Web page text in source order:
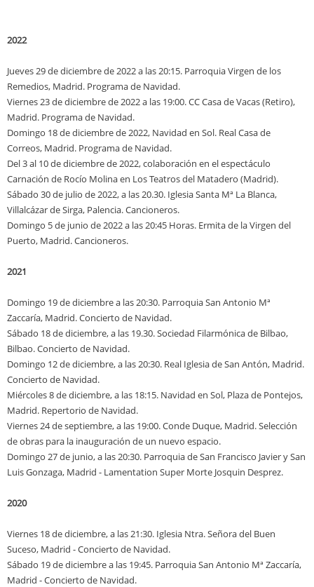
2022
Jueves 29 de diciembre de 2022 a las 20:15. Parroquia Virgen de los
Remedios, Madrid. Programa de Navidad.
Viernes 23 de diciembre de 2022 a las 19:00. CC Casa de Vacas (Retiro),
Madrid. Programa de Navidad.
Domingo 18 de diciembre de 2022, Navidad en Sol. Real Casa de
Correos, Madrid. Programa de Navidad.
Del 3 al 10 de diciembre de 2022, colaboración en el espectáculo
Carnación de Rocío Molina en Los Teatros del Matadero (Madrid).
Sábado 30 de julio de 2022, a las 20.30. Iglesia Santa Mª La Blanca,
Villalcázar de Sirga, Palencia. Cancioneros.
Domingo 5 de junio de 2022 a las 20:45 Horas. Ermita de la Virgen del
Puerto, Madrid. Cancioneros.
2021
Domingo 19 de diciembre a las 20:30. Parroquia San Antonio Mª
Zaccaría, Madrid. Concierto de Navidad.
Sábado 18 de diciembre, a las 19.30. Sociedad Filarmónica de Bilbao,
Bilbao. Concierto de Navidad.
Domingo 12 de diciembre, a las 20:30. Real Iglesia de San Antón, Madrid.
Concierto de Navidad.
Miércoles 8 de diciembre, a las 18:15. Navidad en Sol, Plaza de Pontejos,
Madrid. Repertorio de Navidad.
Viernes 24 de septiembre, a las 19:00. Conde Duque, Madrid. Selección
de obras para la inauguración de un nuevo espacio.
Domingo 27 de junio, a las 20:30. Parroquia de San Francisco Javier y San
Luis Gonzaga, Madrid - Lamentation Super Morte Josquin Desprez.
2020
Viernes 18 de diciembre, a las 21:30. Iglesia Ntra. Señora del Buen
Suceso, Madrid - Concierto de Navidad.
Sábado 19 de diciembre a las 19:45. Parroquia San Antonio Mª Zaccaría,
Madrid - Concierto de Navidad.